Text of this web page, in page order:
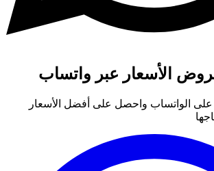
الأسعار عبر واتساب
الواتساب واحصل على أفضل الأسعار